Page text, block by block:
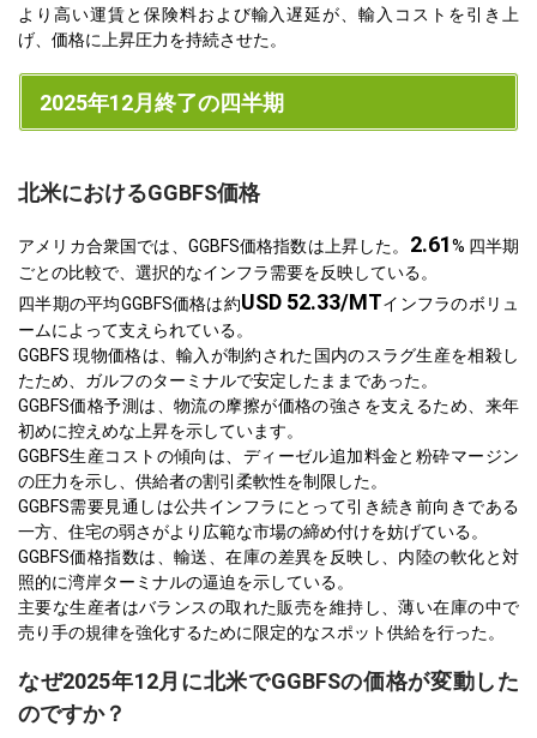
より高い運賃と保険料および輸入遅延が、輸入コストを引き上
げ、価格に上昇圧力を持続させた。
2025年12月終了の四半期
北米におけるGGBFS価格
アメリカ合衆国では、GGBFS価格指数は上昇した。 2.61% 四半期
ごとの比較で、選択的なインフラ需要を反映している。
四半期の平均GGBFS価格は約USD 52.33/MTインフラのボリュ
ームによって支えられている。
GGBFS 現物価格は、輸入が制約された国内のスラグ生産を相殺し
たため、ガルフのターミナルで安定したままであった。
GGBFS価格予測は、物流の摩擦が価格の強さを支えるため、来年
初めに控えめな上昇を示しています。
GGBFS生産コストの傾向は、ディーゼル追加料金と粉砕マージン
の圧力を示し、供給者の割引柔軟性を制限した。
GGBFS需要見通しは公共インフラにとって引き続き前向きである
一方、住宅の弱さがより広範な市場の締め付けを妨げている。
GGBFS価格指数は、輸送、在庫の差異を反映し、内陸の軟化と対
照的に湾岸ターミナルの逼迫を示している。
主要な生産者はバランスの取れた販売を維持し、薄い在庫の中で
売り手の規律を強化するために限定的なスポット供給を行った。
なぜ2025年12月に北米でGGBFSの価格が変動した
のですか？